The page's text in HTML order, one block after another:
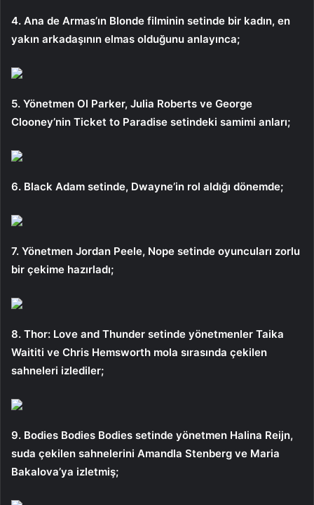
4. Ana de Armas’ın Blonde filminin setinde bir kadın, en
yakın arkadaşının elmas olduğunu anlayınca;
5. Yönetmen Ol Parker, Julia Roberts ve George
Clooney’nin Ticket to Paradise setindeki samimi anları;
6. Black Adam setinde, Dwayne’in rol aldığı dönemde;
7. Yönetmen Jordan Peele, Nope setinde oyuncuları zorlu
bir çekime hazırladı;
8. Thor: Love and Thunder setinde yönetmenler Taika
Waititi ve Chris Hemsworth mola sırasında çekilen
sahneleri izlediler;
9. Bodies Bodies Bodies setinde yönetmen Halina Reijn,
suda çekilen sahnelerini Amandla Stenberg ve Maria
Bakalova’ya izletmiş;